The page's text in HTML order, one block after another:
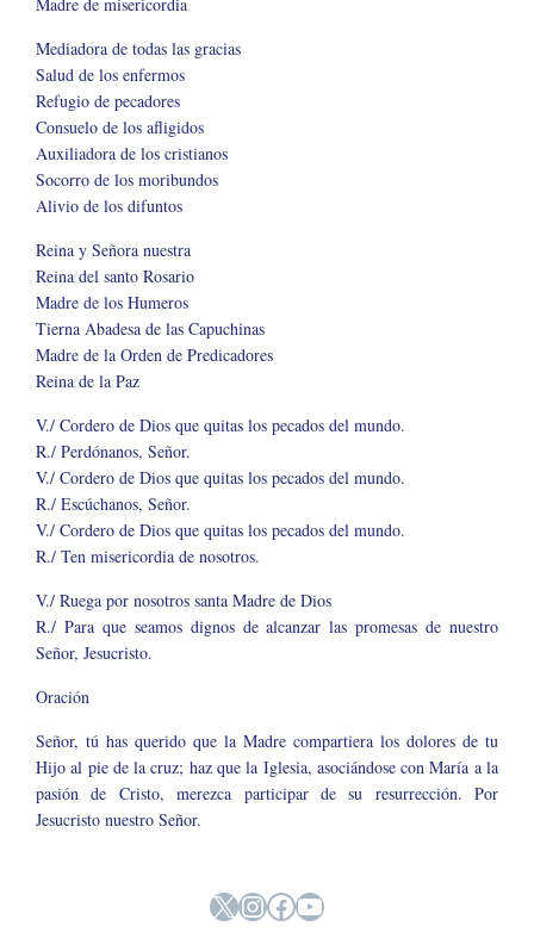
Mediadora de todas las gracias
Salud de los enfermos
Refugio de pecadores
Consuelo de los afligidos
Auxiliadora de los cristianos
Socorro de los moribundos
Alivio de los difuntos
Reina y Señora nuestra
Reina del santo Rosario
Madre de los Humeros
Tierna Abadesa de las Capuchinas
Madre de la Orden de Predicadores
Reina de la Paz
V./ Cordero de Dios que quitas los pecados del mundo.
R./ Perdónanos, Señor.
V./ Cordero de Dios que quitas los pecados del mundo.
R./ Escúchanos, Señor.
V./ Cordero de Dios que quitas los pecados del mundo.
R./ Ten misericordia de nosotros.
V./ Ruega por nosotros santa Madre de Dios
R./ Para que seamos dignos de alcanzar las promesas de nuestro
Señor, Jesucristo.
Oración
Señor, tú has querido que la Madre compartiera los dolores de tu
Hijo al pie de la cruz; haz que la Iglesia, asociándose con María a la
pasión de Cristo, merezca participar de su resurrección. Por
Jesucristo nuestro Señor.
X Instagram
Facebook
YouTube